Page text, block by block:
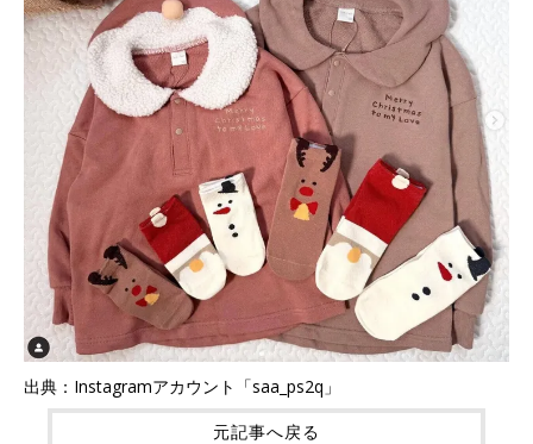
出典：Instagramアカウント「saa_ps2q」
元記事へ戻る